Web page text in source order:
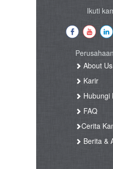
Ikuti
Perusahaan
About Us
Karir
Hubungi
FAQ
Cerita
Berita &